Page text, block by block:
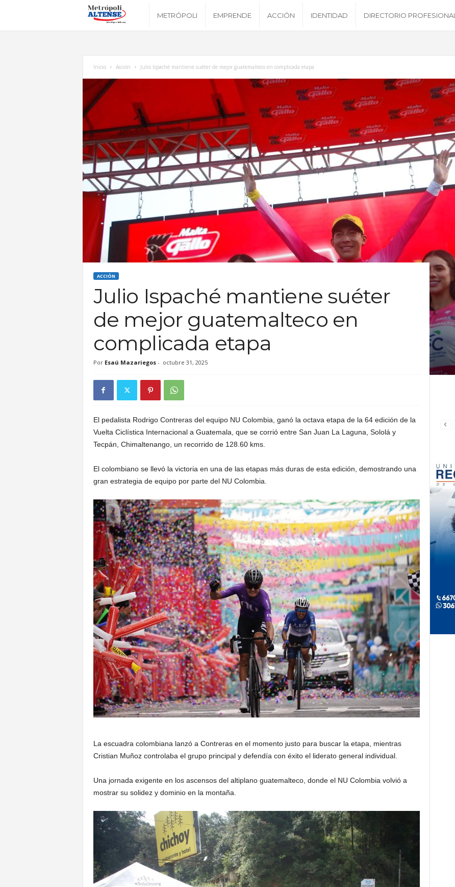
p
o
l
i
A
t
e
n
e
METRÓPOLI EMPRENDE ACCIÓN IDENTIDAD DIRECTORIO PROFESIONAL
Inicio Acción Julio Ispaché mantiene suéter de mejor guatemalteco en complicada etapa
ACCIÓN
Julio Ispaché mantiene suéter
de mejor guatemalteco en
complicada etapa
Por Esaú Mazariegos- octubre 31, 2025
El pedalista Rodrigo Contreras del equipo NU Colombia, ganó la octava etapa de la 64 edición de la
Vuelta Ciclística Internacional a Guatemala, que se corrió entre San Juan La Laguna, Sololá y
Tecpán, Chimaltenango, un recorrido de 128.60 kms.
El colombiano se llevó la victoria en una de las etapas más duras de esta edición, demostrando una
gran estrategia de equipo por parte del NU Colombia.
La escuadra colombiana lanzó a Contreras en el momento justo para buscar la etapa, mientras
Cristian Muñoz controlaba el grupo principal y defendía con éxito el liderato general individual.
Una jornada exigente en los ascensos del altiplano guatemalteco, donde el NU Colombia volvió a
mostrar su solidez y dominio en la montaña.